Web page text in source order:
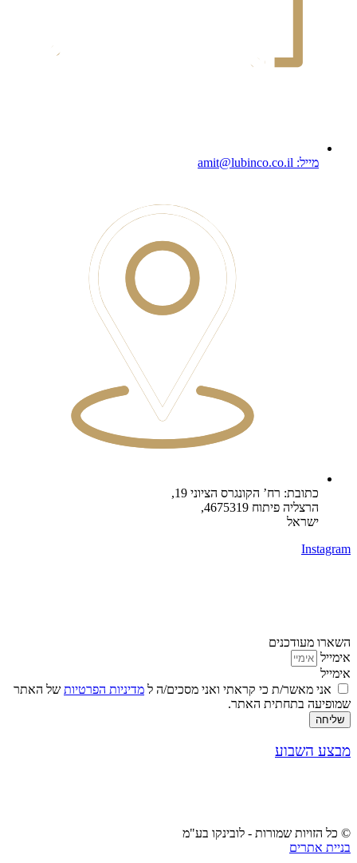
מייל: amit@lubinco.co.il
כתובת: רח’ הקונגרס הציוני 19,
הרצליה פיתוח 4675319,
ישראל
Instagram
השארו מעודכנים
אימייל
אימייל
אני מאשר/ת כי קראתי ואני מסכים/ה ל מדיניות הפרטיות של האתר
שמופיעה בתחתית האתר.
שליחה
מבצע השבוע
© כל הזויות שמורות - לובינקו בע"מ
בניית אתרים